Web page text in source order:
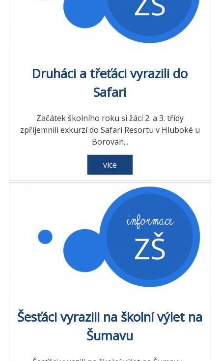
Druháci a třeťáci vyrazili do
Safari
Začátek školního roku si žáci 2. a 3. třídy
zpříjemnili exkurzí do Safari Resortu v Hluboké u
Borovan...
více
Šesťáci vyrazili na školní výlet na
Šumavu